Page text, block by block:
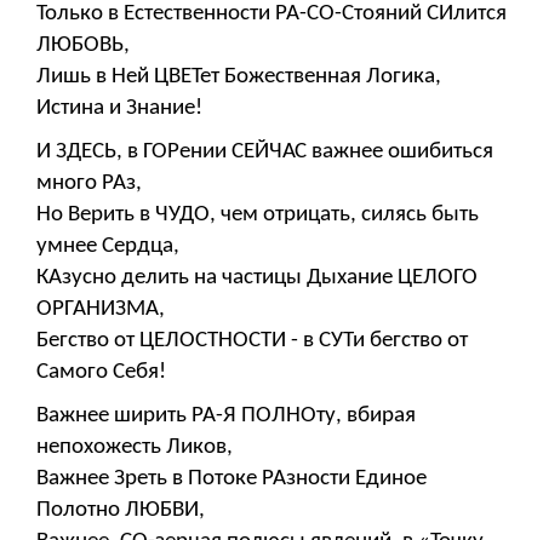
Только в Естественности РА-СО-Стояний СИлится
ЛЮБОВЬ,
Лишь в Ней ЦВЕТет Божественная Логика,
Истина и Знание!
И ЗДЕСЬ, в ГОРении СЕЙЧАС важнее ошибиться
много РАз,
Но Верить в ЧУДО, чем отрицать, силясь быть
умнее Сердца,
КАзусно делить на частицы Дыхание ЦЕЛОГО
ОРГАНИЗМА,
Бегство от ЦЕЛОСТНОСТИ - в СУТи бегство от
Самого Себя!
Важнее ширить РА-Я ПОЛНОту, вбирая
непохожесть Ликов,
Важнее Зреть в Потоке РАзности Единое
Полотно ЛЮБВИ,